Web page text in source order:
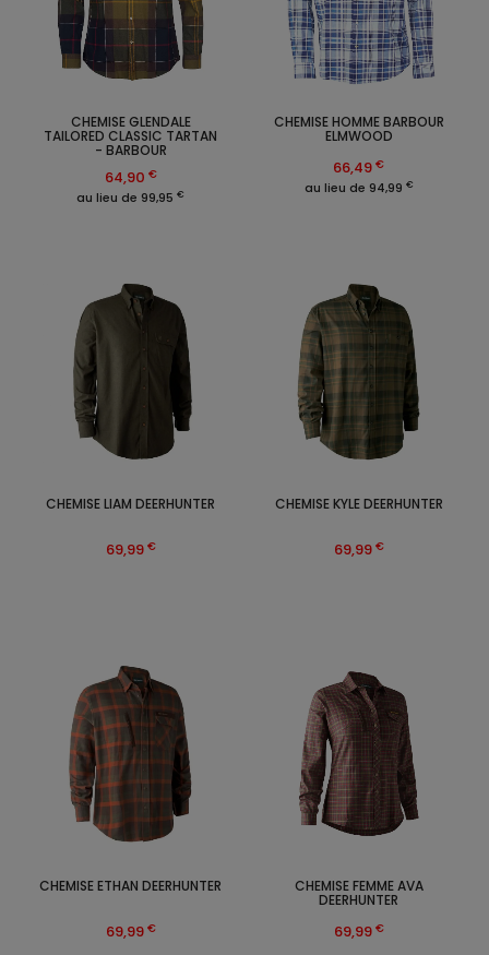
CHEMISE LIAM DEERHUNTER
69,99 €
CHEMISE KYLE DEERHUNTER
69,99 €
CHEMISE ETHAN DEERHUNTER
69,99 €
CHEMISE HOMME BARBOUR
ELMWOOD
66,49 €
au lieu de 94,99 €
CHEMISE FEMME AVA
DEERHUNTER
69,99 €
CHEMISE GLENDALE
TAILORED CLASSIC TARTAN
- BARBOUR
64,90 €
au lieu de 99,95 €